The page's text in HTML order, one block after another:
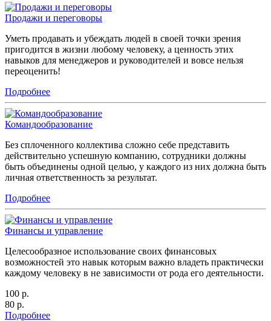
Продажи и переговоры
Уметь продавать и убеждать людей в своей точки зрения
пригодится в жизни любому человеку, а ценность этих
навыков для менеджеров и руководителей и вовсе нельзя
переоценить!
Подробнее
Командообразование
Без сплоченного коллектива сложно себе представить
действительно успешную компанию, сотрудники должны
быть объединены одной целью, у каждого из них должна быть
личная ответственность за результат.
Подробнее
Финансы и управление
Целесообразное использование своих финансовых
возможностей это навык которым важно владеть практически
каждому человеку в не зависимости от рода его деятельности.
100 р.
80 р.
Подробнее